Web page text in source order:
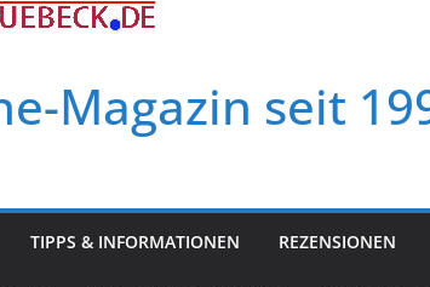
Magazin seit
TIPPS & INFORMATIONEN REZENSIONEN